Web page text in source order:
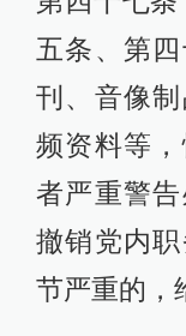
五条、第
刊、音像
频资料等
者严重警
撤销党内
节严重的，